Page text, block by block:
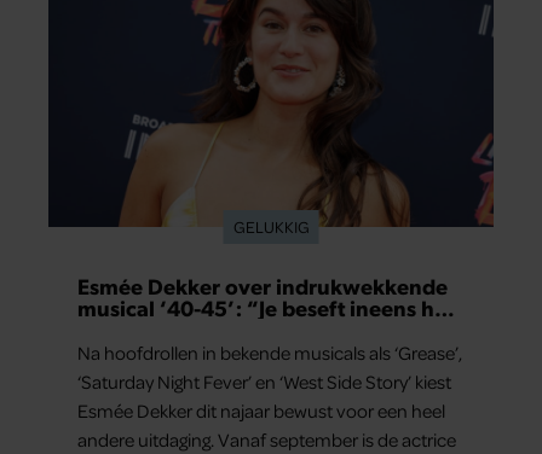
GELUKKIG
Esmée Dekker over indrukwekkende
musical ‘40-45’: “Je beseft ineens hoe
Na hoofdrollen in bekende musicals als ‘Grease’,
‘Saturday Night Fever’ en ‘West Side Story’ kiest
Esmée Dekker dit najaar bewust voor een heel
andere uitdaging. Vanaf september is de actrice